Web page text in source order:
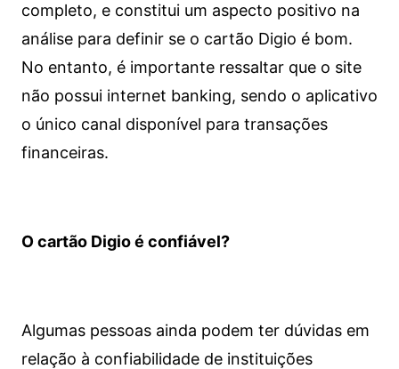
completo, e constitui um aspecto positivo na
análise para definir se o cartão Digio é bom.
No entanto, é importante ressaltar que o site
não possui internet banking, sendo o aplicativo
o único canal disponível para transações
financeiras.
O cartão Digio é confiável?
Algumas pessoas ainda podem ter dúvidas em
relação à confiabilidade de instituições